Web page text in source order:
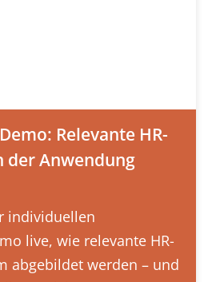
Relevante HR-
der Anwendung
individuellen
live, wie relevante HR-
abgebildet werden – und